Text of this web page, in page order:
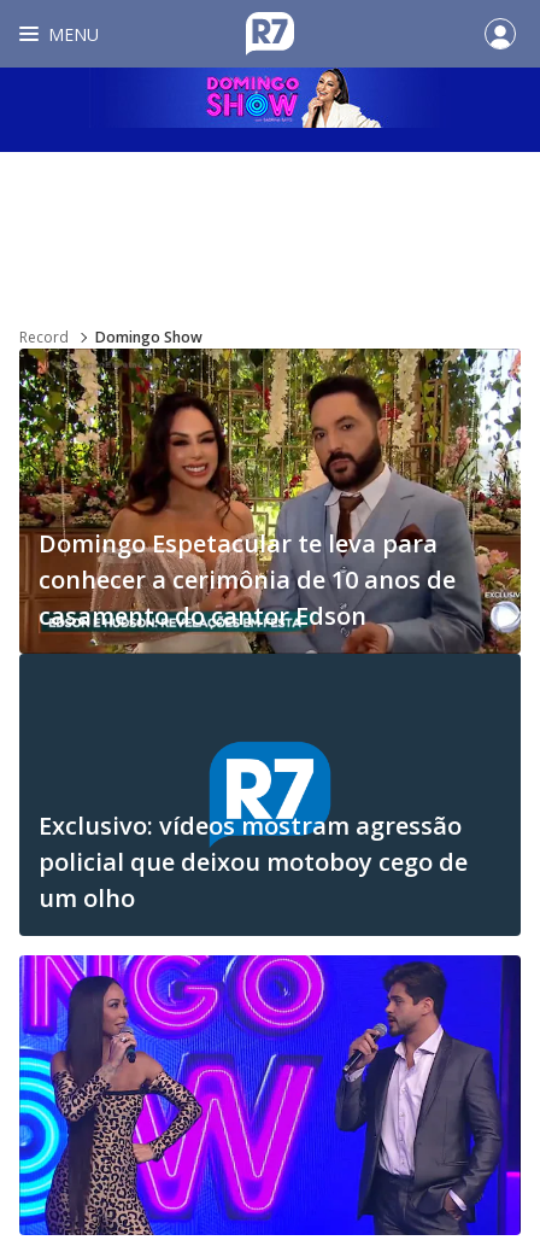
MENU
Record Domingo Show
Domingo Espetacular te leva para
conhecer a cerimônia de 10 anos de
casamento do cantor Edson
Exclusivo: vídeos mostram agressão
policial que deixou motoboy cego de
um olho